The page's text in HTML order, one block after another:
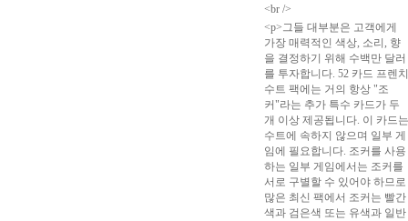
<br />
<p>그들 대부분은 고객에게
가장 매력적인 색상, 소리, 향
을 결정하기 위해 수백만 달러
를 투자합니다. 52 카드 프렌치
수트 팩에는 거의 항상 "조
커"라는 추가 특수 카드가 두
개 이상 제공됩니다. 이 카드는
수트에 속하지 않으며 일부 게
임에 필요합니다. 조커를 사용
하는 일부 게임에서는 조커를
서로 구별할 수 있어야 하므로
많은 최신 팩에서 조커는 빨간
색과 검은색 또는 유색과 일반